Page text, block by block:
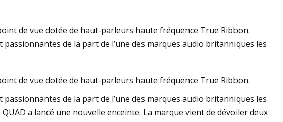
de vue dotée de haut-parleurs haute fréquence True Ribbon.
de la part de l’une des marques audio britanniques les
de vue dotée de haut-parleurs haute fréquence True Ribbon.
de la part de l’une des marques audio britanniques les
a lancé une nouvelle enceinte. La marque vient de dévoiler deux